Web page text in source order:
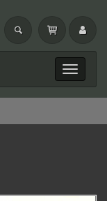
Toggle